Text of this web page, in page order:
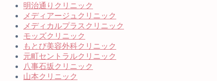
明治通りクリニック
メディアージュクリニック
メディカルプラスクリニック
モッズクリニック
もとび美容外科クリニック
元町セントラルクリニック
八事石坂クリニック
山本クリニック